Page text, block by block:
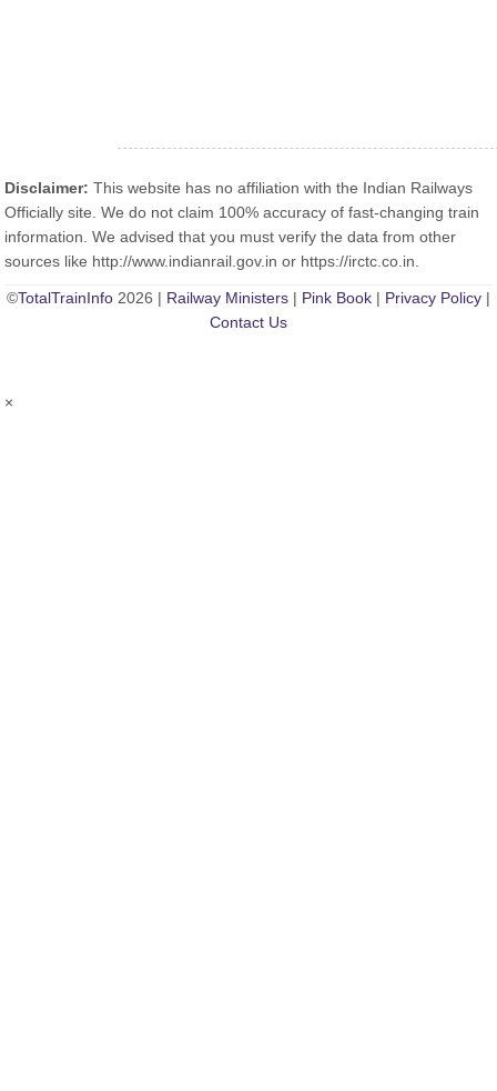
Disclaimer: This website has no affiliation with the Indian Railways
Officially site. We do not claim 100% accuracy of fast-changing train
information. We advised that you must verify the data from other
sources like http://www.indianrail.gov.in or https://irctc.co.in.
©TotalTrainInfo 2026 | Railway Ministers | Pink Book | Privacy Policy |
Contact Us
×